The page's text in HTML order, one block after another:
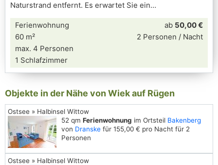
Naturstrand entfernt. Es erwartet Sie ein
Ferienwohnung
60 m²
max. 4 Personen
1 Schlafzimmer
ab 50,00 €
2 Personen / Nacht
Objekte in der Nähe von Wiek auf Rügen
Ostsee » Halbinsel Wittow
52 qm Ferienwohnung im Ortsteil Bakenberg
von Dranske für 155,00 € pro Nacht für 2
Personen
Ostsee » Halbinsel Wittow